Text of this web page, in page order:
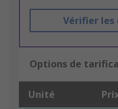
Vérifier les
Options de
Unité